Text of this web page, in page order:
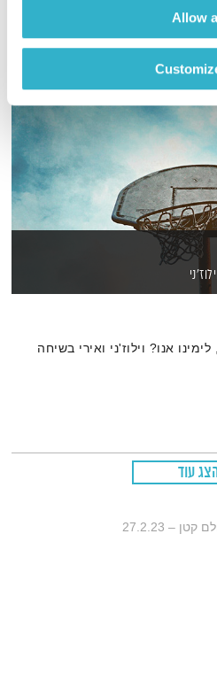
Allow
אנו? וילוז'ני ואירי בשיחה
עוד
קטן – 27.2.23